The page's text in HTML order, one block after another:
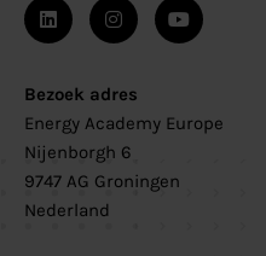
Bezoek adres
Energy Academy Europe
Nijenborgh 6
9747 AG Groningen
Nederland